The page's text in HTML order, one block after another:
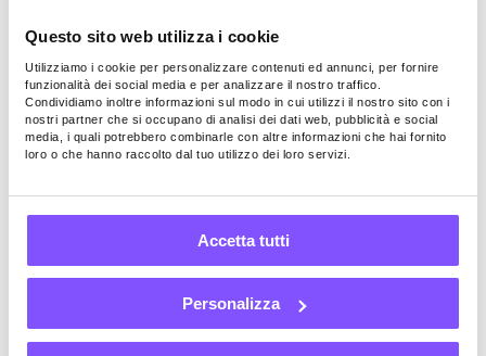
Questo sito web utilizza i cookie
Utilizziamo i cookie per personalizzare contenuti ed annunci, per fornire
funzionalità dei social media e per analizzare il nostro traffico.
Condividiamo inoltre informazioni sul modo in cui utilizzi il nostro sito con i
nostri partner che si occupano di analisi dei dati web, pubblicità e social
media, i quali potrebbero combinarle con altre informazioni che hai fornito
loro o che hanno raccolto dal tuo utilizzo dei loro servizi.
Accetta tutti
Personalizza
senza spendere un centesimo! E la cosa
migliore è che puoi portare i tuoi amici e la
tua famiglia.
Pianificare eventi come questi è
semplicissimo. Invia un messaggio alle tue
se sono disponibili per un’avventura del
genere e trova il tuo miglior paio di scarpe
da ginnastica. Quindi, cerca nel tuo
guardaroba l’abbigliamento più festoso e
sei pronto per fare nuove conoscenze e
imparare qualcosa di nuovo.